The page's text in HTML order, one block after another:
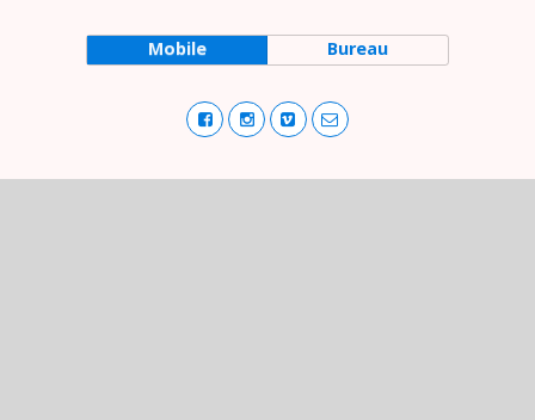
Mobile Bureau